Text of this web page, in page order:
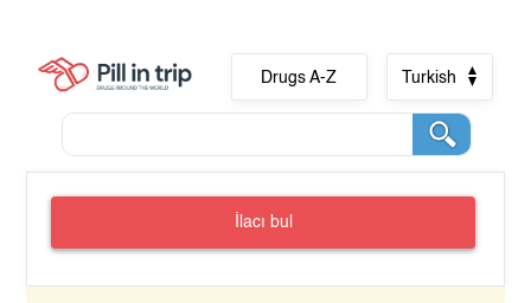
Drugs A-Z Turkish
İlacı bul